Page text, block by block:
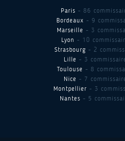
Paris - 86
Bordeaux - 9
Marseille - 3
Lyon - 10
Strasbourg - 2
Lille - 3
Toulouse - 8
Nice - 7
Montpellier - 3
Nantes - 5